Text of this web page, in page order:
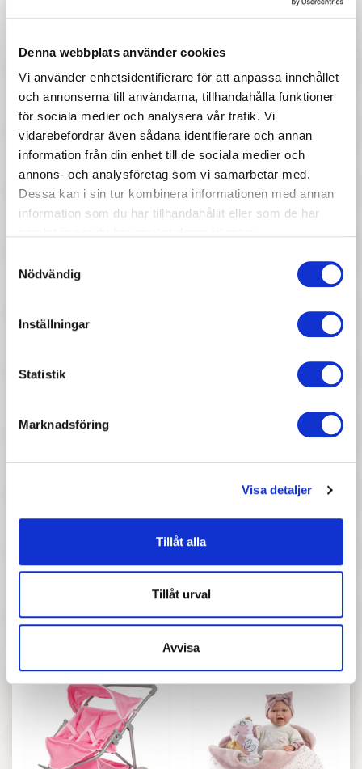
Denna webbplats använder cookies
Vi använder enhetsidentifierare för att anpassa innehållet
och annonserna till användarna, tillhandahålla funktioner
för sociala medier och analysera vår trafik. Vi
vidarebefordrar även sådana identifierare och annan
information från din enhet till de sociala medier och
annons- och analysföretag som vi samarbetar med.
Dessa kan i sin tur kombinera informationen med annan
information som du har tillhandahållit eller som de har
Nödvändig
Inställningar
Statistik
Marknadsföring
Visa detaljer
Tillåt alla
Tillåt urval
Avvisa
Pris
527 :-
Llorens spansk docka - Lucy
Pris
937 :-
Llorens spansk docka -
Fredrika, utan ljud
Miniland - Docka Shani, 38
677 :-
Llorens spansk docka -
177 :-
Roommate - Bäddset till